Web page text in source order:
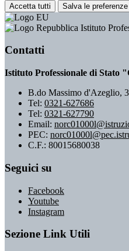
Accetta tutti Salva le preferenze
Istituto
Contatti
Istituto Professionale di Stato
B.do Massimo d'Azeglio,
Tel: 0321-627686
Tel: 0321-627790
Email:
PEC:
C.F.: 80015680038
Seguici su
Facebook
Youtube
Instagram
Sezione Link Utili